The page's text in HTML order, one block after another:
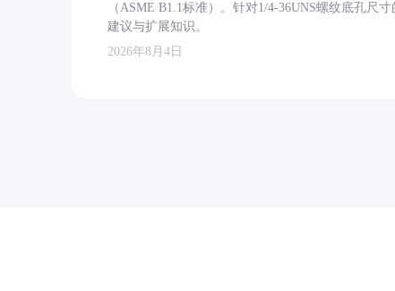
（ASME B1.1标准）。针对1/4-36UNS螺纹底孔尺
建议与扩展知识。
2026年8月4日